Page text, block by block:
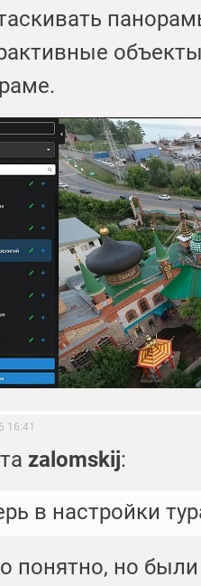
16:41
zalomskij:
в настройки
понятно, но